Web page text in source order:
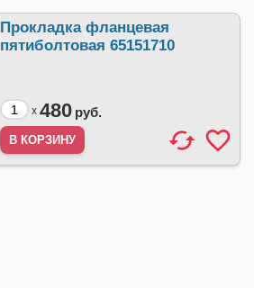
Прокладка фланцевая
пятиболтовая 65151710
x 480 руб.